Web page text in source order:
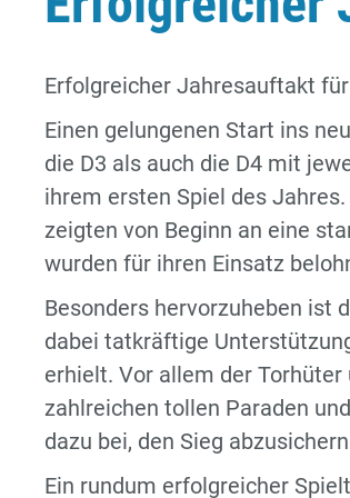
Erfolgreicher Jahresauftakt
Einen gelungenen Start ins
die D3 als auch die D4 mit
ihrem ersten Spiel des
zeigten von Beginn an eine
wurden für ihren Einsatz
Besonders hervorzuheben ist
dabei tatkräftige
erhielt. Vor allem der
zahlreichen tollen Paraden
dazu bei, den Sieg
Ein rundum erfolgreicher